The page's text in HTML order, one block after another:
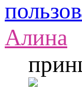
Алина